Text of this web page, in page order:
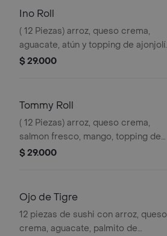
Ino Roll
( 12 Piezas) arroz, queso crema,
aguacate, atún y topping de ajonjolí.
$ 29.000
Tommy Roll
( 12 Piezas) arroz, queso crema,
salmon fresco, mango, topping de
ajonjolí.
$ 29.000
Ojo de Tigre
12 piezas de sushi con arroz, queso
crema, aguacate, palmito de